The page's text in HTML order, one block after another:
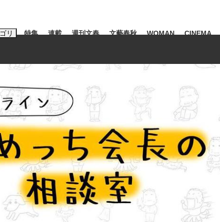
リ
明かした日本代表監督に... 「最悪の空気のまま解散
特集
私のあのと
連載 週刊文春 文藝春秋 WOMAN CINEMA
ワードタグ一覧
輝 #高市早苗 #後藤真希 #城彰二 #内田有紀
亀和田武